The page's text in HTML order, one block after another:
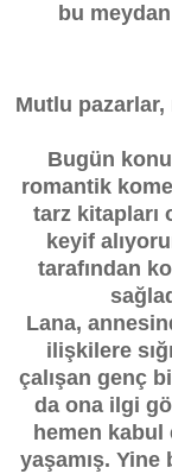
bu
Mutlu
Bugün
romantik
tarz kitapları
keyif
tarafından
Lana,
ilişkilere
çalışan genç
da ona ilgi
hemen kabul
yaşamış. Yine